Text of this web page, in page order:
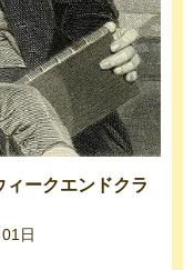
ークエンドクラ
日